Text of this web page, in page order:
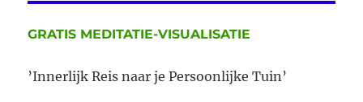
Daggers
GRATIS MEDITATIE-VISUALISATIE
’Innerlijk Reis naar je Persoonlijke Tuin’